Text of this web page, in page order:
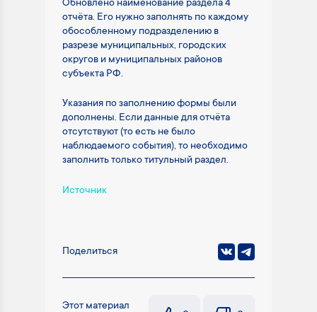
Обновлено наименование раздела 4
отчёта. Его нужно заполнять по каждому
обособленному подразделению в
разрезе муниципальных, городских
округов и муниципальных районов
субъекта РФ.
Указания по заполнению формы были
дополнены. Если данные для отчёта
отсутствуют (то есть не было
наблюдаемого события), то необходимо
заполнить только титульный раздел.
Источник
Поделиться
Этот материал